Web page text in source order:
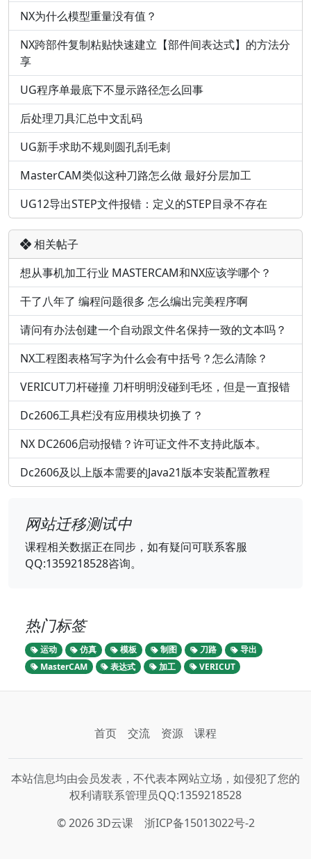
NX为什么模型重量没有值？
NX跨部件复制粘贴快速建立【部件间表达式】的方法分
享
UG程序单最底下不显示路径怎么回事
后处理刀具汇总中文乱码
UG新手求助不规则圆孔刮毛刺
MasterCAM类似这种刀路怎么做 最好分层加工
UG12导出STEP文件报错：定义的STEP目录不存在
相关帖子
想从事机加工行业 MASTERCAM和NX应该学哪个？
干了八年了 编程问题很多 怎么编出完美程序啊
请问有办法创建一个自动跟文件名保持一致的文本吗？
NX工程图表格写字为什么会有中括号？怎么清除？
VERICUT刀杆碰撞 刀杆明明没碰到毛坯，但是一直报错
Dc2606工具栏没有应用模块切换了？
NX DC2606启动报错？许可证文件不支持此版本。
Dc2606及以上版本需要的Java21版本安装配置教程
网站迁移测试中
课程相关数据正在同步，如有疑问可联系客服
QQ:1359218528咨询。
热门标签
运动 仿真 模板 制图 刀路
导出
MasterCAM
表达式 加工 VERICUT
首页 交流 资源 课程
本站信息均由会员发表，不代表本网站立场，如侵犯了您的
权利请联系管理员QQ:1359218528
© 2026 3D云课 浙ICP备15013022号-2